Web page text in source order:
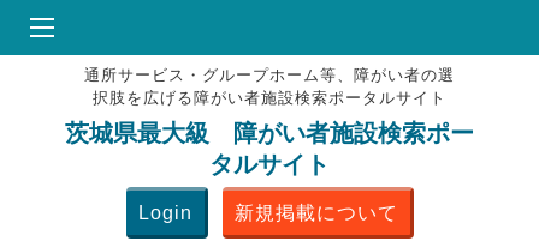
HOME
♥お気にりブックマーク
掲載会員MENU
よくある質問
通所サービス・グループホーム等、障がい者の選
択肢を広げる障がい者施設検索ポータルサイト
茨城県最大級 障がい者施設検索ポー
タルサイト
Login 新規掲載について